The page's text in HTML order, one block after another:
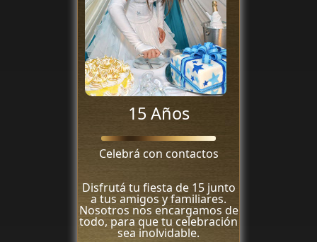
15 Años
Celebrá con contactos
Disfrutá tu fiesta de 15 junto
a tus amigos y familiares.
Nosotros nos encargamos de
todo, para que tu celebración
sea inolvidable.